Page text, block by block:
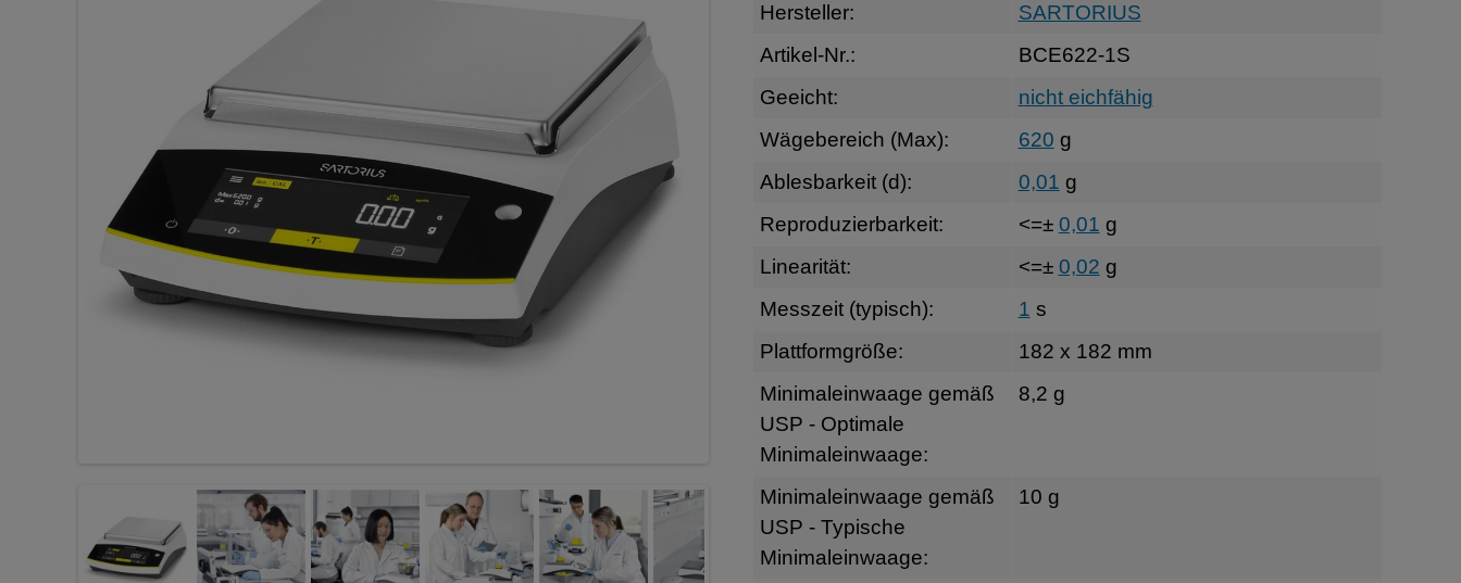
Hersteller:
SARTORIUS
Artikel-Nr.:
BCE622-1S
Geeicht:
nicht eichfähig
Wägebereich (Max):
620 g
Ablesbarkeit (d):
0,01 g
Reproduzierbarkeit:
<=± 0,01 g
Linearität:
<=± 0,02 g
Messzeit (typisch):
1 s
Plattformgröße:
182 x 182 mm
Minimaleinwaage gemäß
USP - Optimale
Minimaleinwaage:
8,2 g
Minimaleinwaage gemäß
USP - Typische
Minimaleinwaage:
10 g